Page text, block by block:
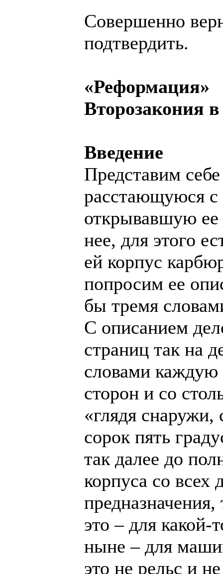
Совершенно
подтвердить.
«Реформация»
Второзакония
Введение
Представим
расстающуюся с
открывавшую ее
нее, для этого
ей корпус
попросим ее
бы тремя
С описанием
страниц так на
словами каждую
сторон и со
«глядя
сорок пять
так далее до
корпуса со всех
это – для
ныне – для
это не рельс и